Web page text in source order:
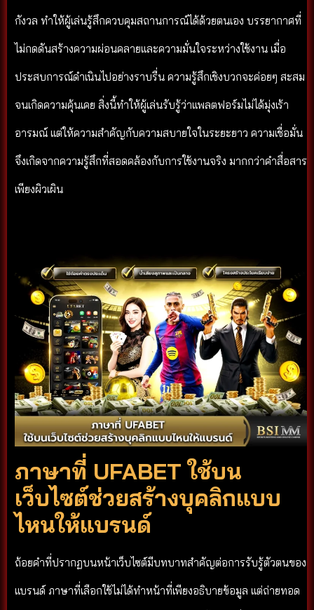
กังวล ทำให้ผู้เล่นรู้สึกควบคุมสถานการณ์ได้ด้วยตนเอง บรรยากาศที่
ไม่กดดันสร้างความผ่อนคลายและความมั่นใจระหว่างใช้งาน เมื่อ
ประสบการณ์ดำเนินไปอย่างราบรื่น ความรู้สึกเชิงบวกจะค่อยๆ สะสม
จนเกิดความคุ้นเคย สิ่งนี้ทำให้ผู้เล่นรับรู้ว่าแพลตฟอร์มไม่ได้มุ่งเร้า
อารมณ์ แต่ให้ความสำคัญกับความสบายใจในระยะยาว ความเชื่อมั่น
จึงเกิดจากความรู้สึกที่สอดคล้องกับการใช้งานจริง มากกว่าคำสื่อสาร
เพียงผิวเผิน
ภาษาที่ UFABET ใช้บน
เว็บไซต์ช่วยสร้างบุคลิกแบบ
ไหนให้แบรนด์
ถ้อยคำที่ปรากฏบนหน้าเว็บไซต์มีบทบาทสำคัญต่อการรับรู้ตัวตนของ
แบรนด์ ภาษาที่เลือกใช้ไม่ได้ทำหน้าที่เพียงอธิบายข้อมูล แต่ถ่ายทอด